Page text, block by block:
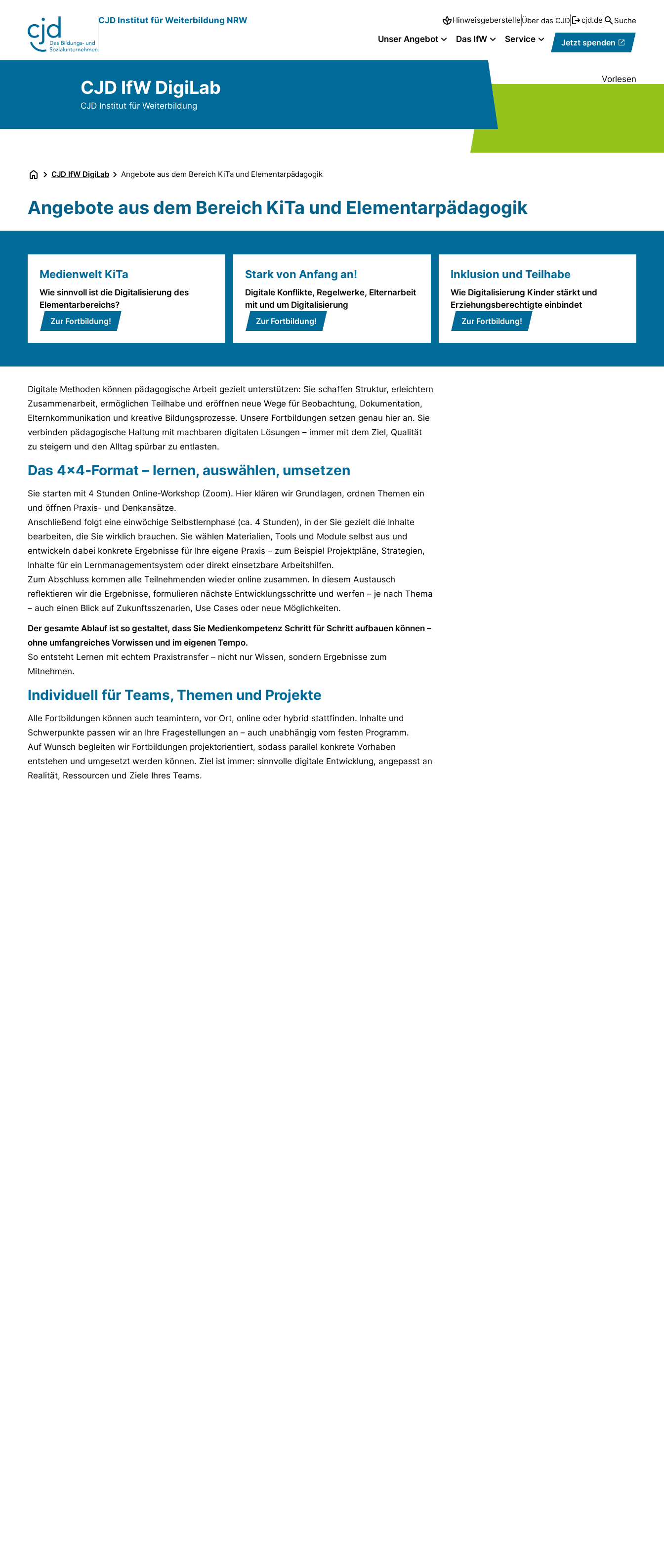
CJD Institut für Weiterbildung NRW Hinweisgeberstelle Über das CJD cjd.de Suche
Jetzt spenden
Unser Angebot Das IfW Service
Vorlesen
CJD IfW DigiLab
CJD Institut für Weiterbildung
CJD IfW DigiLab Angebote aus dem Bereich KiTa und Elementarpädagogik
Angebote aus dem Bereich KiTa und Elementarpädagogik
Medienwelt KiTa
Wie sinnvoll ist die Digitalisierung des
Elementarbereichs?
Zur Fortbildung!
Stark von Anfang an!
Digitale Konflikte, Regelwerke, Elternarbeit
mit und um Digitalisierung
Zur Fortbildung!
Inklusion und Teilhabe
Wie Digitalisierung Kinder stärkt und
Erziehungsberechtigte einbindet
Zur Fortbildung!
Digitale Methoden können pädagogische Arbeit gezielt unterstützen: Sie schaffen Struktur, erleichtern
Zusammenarbeit, ermöglichen Teilhabe und eröffnen neue Wege für Beobachtung, Dokumentation,
Elternkommunikation und kreative Bildungsprozesse. Unsere Fortbildungen setzen genau hier an. Sie
verbinden pädagogische Haltung mit machbaren digitalen Lösungen – immer mit dem Ziel, Qualität
zu steigern und den Alltag spürbar zu entlasten.
Das 4x4‑Format – lernen, auswählen, umsetzen
Sie starten mit 4 Stunden Online‑Workshop (Zoom). Hier klären wir Grundlagen, ordnen Themen ein
und öffnen Praxis- und Denkansätze.
Anschließend folgt eine einwöchige Selbstlernphase (ca. 4 Stunden), in der Sie gezielt die Inhalte
bearbeiten, die Sie wirklich brauchen. Sie wählen Materialien, Tools und Module selbst aus und
entwickeln dabei konkrete Ergebnisse für Ihre eigene Praxis – zum Beispiel Projektpläne, Strategien,
Inhalte für ein Lernmanagementsystem oder direkt einsetzbare Arbeitshilfen.
Zum Abschluss kommen alle Teilnehmenden wieder online zusammen. In diesem Austausch
reflektieren wir die Ergebnisse, formulieren nächste Entwicklungsschritte und werfen – je nach Thema
– auch einen Blick auf Zukunftsszenarien, Use Cases oder neue Möglichkeiten.
Der gesamte Ablauf ist so gestaltet, dass Sie Medienkompetenz Schritt für Schritt aufbauen können –
ohne umfangreiches Vorwissen und im eigenen Tempo.
So entsteht Lernen mit echtem Praxistransfer – nicht nur Wissen, sondern Ergebnisse zum
Mitnehmen.
Individuell für Teams, Themen und Projekte
Alle Fortbildungen können auch teamintern, vor Ort, online oder hybrid stattfinden. Inhalte und
Schwerpunkte passen wir an Ihre Fragestellungen an – auch unabhängig vom festen Programm.
Auf Wunsch begleiten wir Fortbildungen projektorientiert, sodass parallel konkrete Vorhaben
entstehen und umgesetzt werden können. Ziel ist immer: sinnvolle digitale Entwicklung, angepasst an
Realität, Ressourcen und Ziele Ihres Teams.